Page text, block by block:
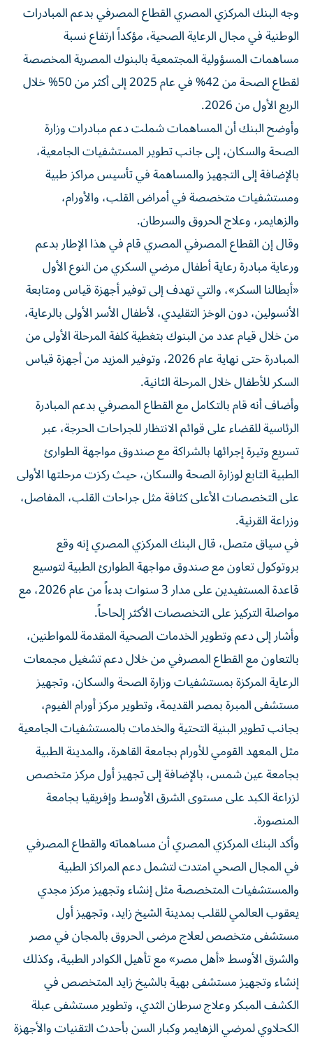
وجه البنك المركزي المصري القطاع المصرفي بدعم المبادرات
الوطنية في مجال الرعاية الصحية، مؤكداً ارتفاع نسبة
مساهمات المسؤولية المجتمعية بالبنوك المصرية المخصصة
لقطاع الصحة من 42% في عام 2025 إلى أكثر من 50% خلال
الربع الأول من 2026.
وأوضح البنك أن المساهمات شملت دعم مبادرات وزارة
الصحة والسكان، إلى جانب تطوير المستشفيات الجامعية،
بالإضافة إلى التجهيز والمساهمة في تأسيس مراكز طبية
ومستشفيات متخصصة في أمراض القلب، والأورام،
والزهايمر، وعلاج الحروق والسرطان.
وقال إن القطاع المصرفي المصري قام في هذا الإطار بدعم
ورعاية مبادرة رعاية أطفال مرضي السكري من النوع الأول
«أبطالنا السكر»، والتي تهدف إلى توفير أجهزة قياس ومتابعة
الأنسولين، دون الوخز التقليدي، لأطفال الأسر الأولى بالرعاية،
من خلال قيام عدد من البنوك بتغطية كلفة المرحلة الأولى من
المبادرة حتى نهاية عام 2026، وتوفير المزيد من أجهزة قياس
السكر للأطفال خلال المرحلة الثانية.
وأضاف أنه قام بالتكامل مع القطاع المصرفي بدعم المبادرة
الرئاسية للقضاء على قوائم الانتظار للجراحات الحرجة، عبر
تسريع وتيرة إجرائها بالشراكة مع صندوق مواجهة الطوارئ
الطبية التابع لوزارة الصحة والسكان، حيث ركزت مرحلتها الأولى
على التخصصات الأعلى كثافة مثل جراحات القلب، المفاصل،
وزراعة القرنية.
في سياق متصل، قال البنك المركزي المصري إنه وقع
بروتوكول تعاون مع صندوق مواجهة الطوارئ الطبية لتوسيع
قاعدة المستفيدين على مدار 3 سنوات بدءاً من عام 2026، مع
مواصلة التركيز على التخصصات الأكثر إلحاحاً.
وأشار إلى دعم وتطوير الخدمات الصحية المقدمة للمواطنين،
بالتعاون مع القطاع المصرفي من خلال دعم تشغيل مجمعات
الرعاية المركزة بمستشفيات وزارة الصحة والسكان، وتجهيز
مستشفى المبرة بمصر القديمة، وتطوير مركز أورام الفيوم،
بجانب تطوير البنية التحتية والخدمات بالمستشفيات الجامعية
مثل المعهد القومي للأورام بجامعة القاهرة، والمدينة الطبية
بجامعة عين شمس، بالإضافة إلى تجهيز أول مركز متخصص
لزراعة الكبد على مستوى الشرق الأوسط وإفريقيا بجامعة
المنصورة.
وأكد البنك المركزي المصري أن مساهماته والقطاع المصرفي
في المجال الصحي امتدت لتشمل دعم المراكز الطبية
والمستشفيات المتخصصة مثل إنشاء وتجهيز مركز مجدي
يعقوب العالمي للقلب بمدينة الشيخ زايد، وتجهيز أول
مستشفى متخصص لعلاج مرضى الحروق بالمجان في مصر
والشرق الأوسط «أهل مصر» مع تأهيل الكوادر الطبية، وكذلك
إنشاء وتجهيز مستشفى بهية بالشيخ زايد المتخصص في
الكشف المبكر وعلاج سرطان الثدي، وتطوير مستشفى عبلة
الكحلاوي لمرضي الزهايمر وكبار السن بأحدث التقنيات والأجهزة